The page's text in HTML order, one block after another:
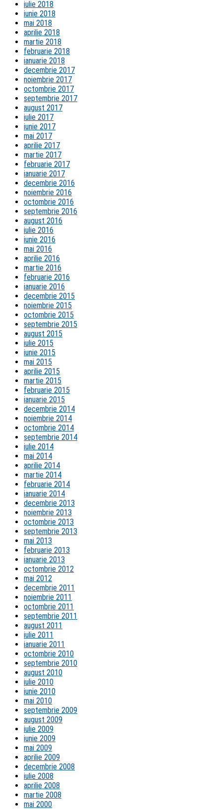
iulie 2018
iunie 2018
mai 2018
aprilie 2018
martie 2018
februarie 2018
ianuarie 2018
decembrie 2017
noiembrie 2017
octombrie 2017
septembrie 2017
august 2017
iulie 2017
iunie 2017
mai 2017
aprilie 2017
martie 2017
februarie 2017
ianuarie 2017
decembrie 2016
noiembrie 2016
octombrie 2016
septembrie 2016
august 2016
iulie 2016
iunie 2016
mai 2016
aprilie 2016
martie 2016
februarie 2016
ianuarie 2016
decembrie 2015
noiembrie 2015
octombrie 2015
septembrie 2015
august 2015
iulie 2015
iunie 2015
mai 2015
aprilie 2015
martie 2015
februarie 2015
ianuarie 2015
decembrie 2014
noiembrie 2014
octombrie 2014
septembrie 2014
iulie 2014
mai 2014
aprilie 2014
martie 2014
februarie 2014
ianuarie 2014
decembrie 2013
noiembrie 2013
octombrie 2013
septembrie 2013
mai 2013
februarie 2013
ianuarie 2013
octombrie 2012
mai 2012
decembrie 2011
noiembrie 2011
octombrie 2011
septembrie 2011
august 2011
iulie 2011
ianuarie 2011
octombrie 2010
septembrie 2010
august 2010
iulie 2010
iunie 2010
mai 2010
septembrie 2009
august 2009
iulie 2009
iunie 2009
mai 2009
aprilie 2009
decembrie 2008
iulie 2008
aprilie 2008
martie 2008
mai 2000